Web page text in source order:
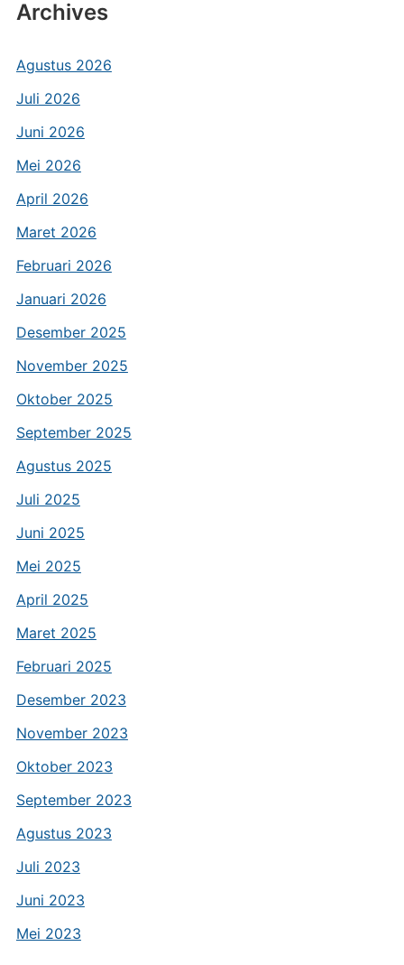
Archives
Agustus 2026
Juli 2026
Juni 2026
Mei 2026
April 2026
Maret 2026
Februari 2026
Januari 2026
Desember 2025
November 2025
Oktober 2025
September 2025
Agustus 2025
Juli 2025
Juni 2025
Mei 2025
April 2025
Maret 2025
Februari 2025
Desember 2023
November 2023
Oktober 2023
September 2023
Agustus 2023
Juli 2023
Juni 2023
Mei 2023